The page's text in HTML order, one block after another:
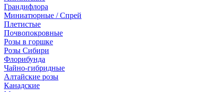
Грандифлора
Миниатюрные / Спрей
Плетистые
Почвопокровные
Розы в горшке
Розы Сибири
Флорибунда
Чайно-гибридные
Алтайские розы
Канадские